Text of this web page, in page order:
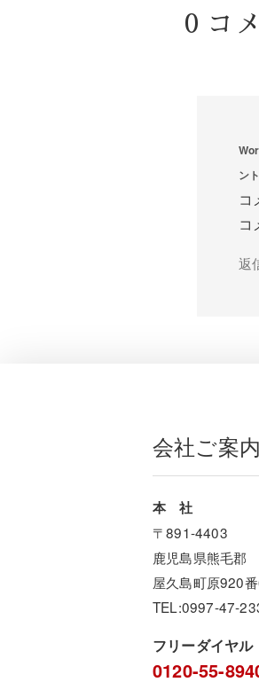
0 コ
ン
コ
コ
返
会社ご案内
本 社
〒891-4403
鹿児島県熊毛郡
屋久島町原920
TEL:0997-47-
フリーダイヤル
0120-55-